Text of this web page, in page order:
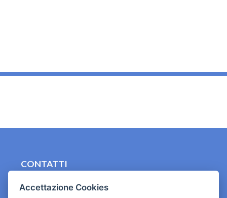
CONTATTI
Accettazione Cookies